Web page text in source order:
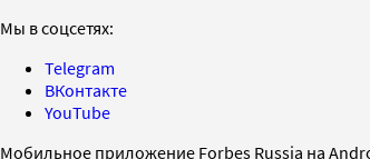
Мы в соцсетях:
Telegram
ВКонтакте
YouTube
Мобильное приложение Forbes Russia на